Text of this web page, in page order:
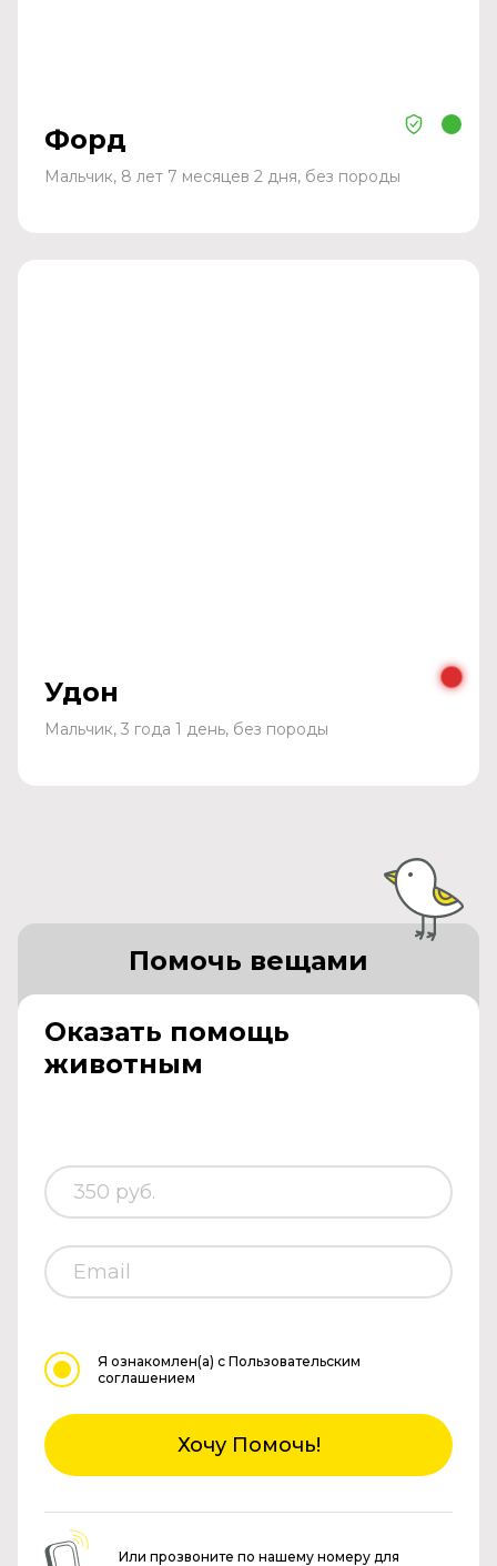
Форд
Мальчик, 8 лет 7 месяцев 2 дня, без породы
Удон
Мальчик, 3 года 1 день, без породы
Оказать помощь
животным
Помочь вещами
Я ознакомлен(а) с Пользовательским
соглашением
Хочу Помочь!
Или прозвоните по нашему номеру для